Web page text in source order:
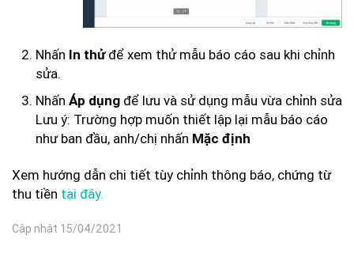
Nhấn In thử để xem thử mẫu báo cáo sau khi chỉnh
sửa.
Nhấn Áp dụng để lưu và sử dụng mẫu vừa chỉnh sửa
Lưu ý: Trường hợp muốn thiết lập lại mẫu báo cáo
như ban đầu, anh/chị nhấn Mặc định
Xem hướng dẫn chi tiết tùy chỉnh thông báo, chứng từ
thu tiền tại đây.
Cập nhật 15/04/2021